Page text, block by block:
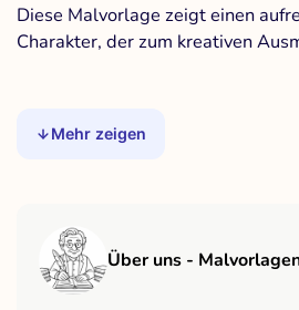
Diese Malvorlage zeigt einen
Charakter, der zum kreativen
Mehr zeigen
Über uns -